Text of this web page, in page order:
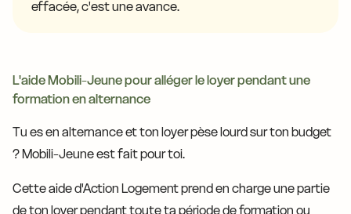
effacée, c'est une avance.
L'aide Mobili-Jeune pour alléger le loyer pendant une
formation en alternance
Tu es en alternance et ton loyer pèse lourd sur ton budget
? Mobili-Jeune est fait pour toi.
Cette aide d'Action Logement prend en charge une partie
de ton loyer pendant toute ta période de formation ou